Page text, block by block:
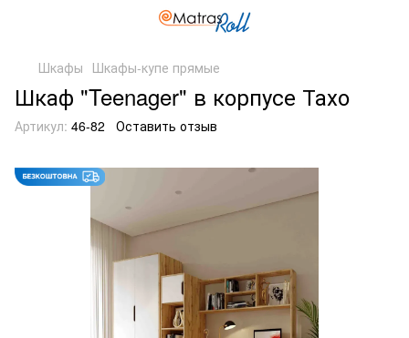
Шкафы Шкафы-купе прямые
Шкаф "Teenager" в корпусе Тахо
Артикул: 46-82 Оставить отзыв